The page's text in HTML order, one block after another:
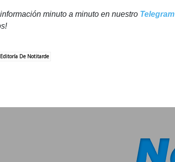
minuto a minuto en nuestro Telegram
Editoría De Notitarde